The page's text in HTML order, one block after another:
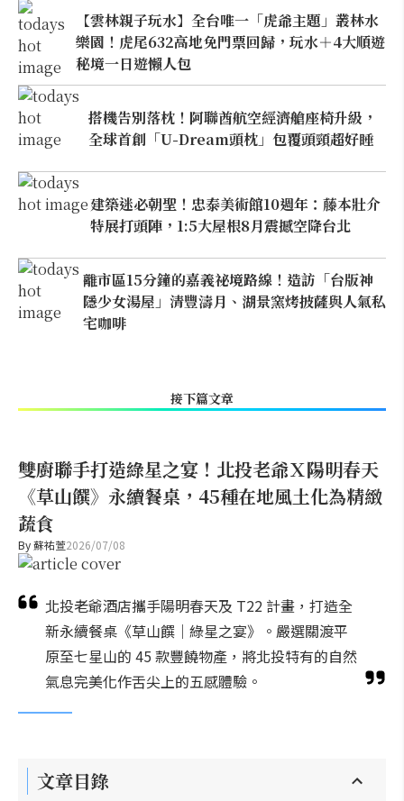
【雲林親子玩水】全台唯一「虎爺主題」叢林水
樂園！虎尾632高地免門票回歸，玩水＋4大順遊
秘境一日遊懶人包
搭機告別落枕！阿聯酋航空經濟艙座椅升級，
全球首創「U-Dream頭枕」包覆頭頸超好睡
建築迷必朝聖！忠泰美術館10週年：藤本壯介
特展打頭陣，1:5大屋根8月震撼空降台北
離市區15分鐘的嘉義祕境路線！造訪「台版神
隱少女湯屋」清豐濤月、湖景窯烤披薩與人氣私
宅咖啡
接下篇文章
雙廚聯手打造綠星之宴！北投老爺Ｘ陽明春天
《草山饌》永續餐桌，45種在地風土化為精緻
蔬食
By蘇祐萱2026/07/08
北投老爺酒店攜手陽明春天及 T22 計畫，打造全
新永續餐桌《草山饌｜綠星之宴》。嚴選關渡平
原至七星山的 45 款豐饒物產，將北投特有的自然
氣息完美化作舌尖上的五感體驗。
文章目錄